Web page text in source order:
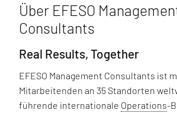
Über EFESO
Consultants
Real Results, Together
EFESO Management Consultants ist
Mitarbeitenden an 35 Standorten
führende internationale Operations-